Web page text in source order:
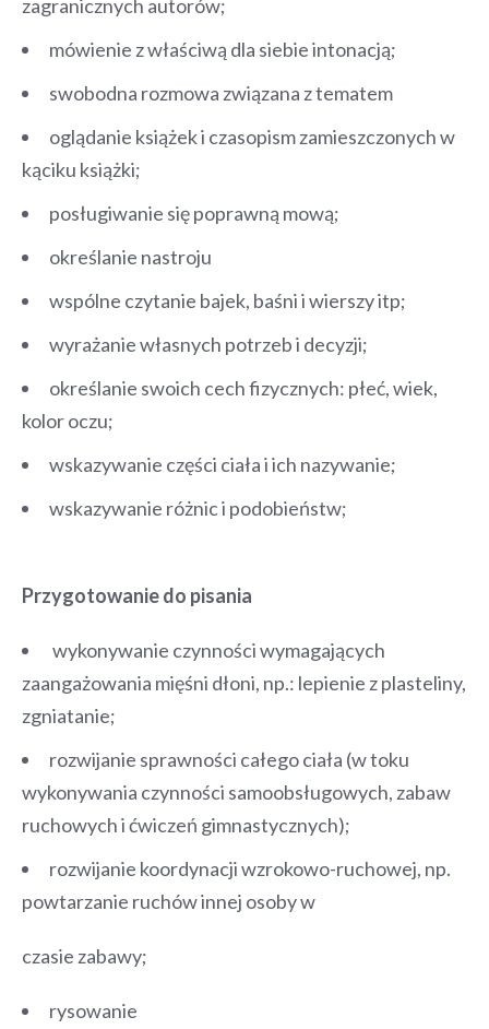
zagranicznych autorów;
mówienie z właściwą dla siebie intonacją;
swobodna rozmowa związana z tematem
oglądanie książek i czasopism zamieszczonych w
kąciku książki;
posługiwanie się poprawną mową;
określanie nastroju
wspólne czytanie bajek, baśni i wierszy itp;
wyrażanie własnych potrzeb i decyzji;
określanie swoich cech fizycznych: płeć, wiek,
kolor oczu;
wskazywanie części ciała i ich nazywanie;
wskazywanie różnic i podobieństw;
Przygotowanie do pisania
wykonywanie czynności wymagających
zaangażowania mięśni dłoni, np.: lepienie z plasteliny,
zgniatanie;
rozwijanie sprawności całego ciała (w toku
wykonywania czynności samoobsługowych, zabaw
ruchowych i ćwiczeń gimnastycznych);
rozwijanie koordynacji wzrokowo-ruchowej, np.
powtarzanie ruchów innej osoby w
czasie zabawy;
rysowanie